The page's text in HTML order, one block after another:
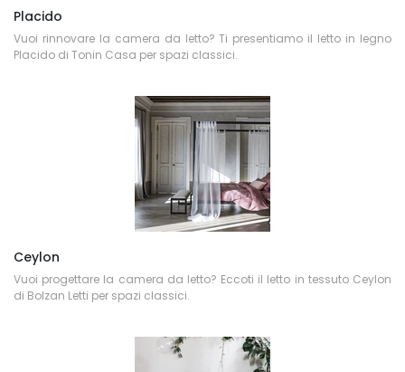
Placido
Vuoi rinnovare la camera da letto? Ti presentiamo il letto in legno
Placido di Tonin Casa per spazi classici.
Ceylon
Vuoi progettare la camera da letto? Eccoti il letto in tessuto Ceylon
di Bolzan Letti per spazi classici.